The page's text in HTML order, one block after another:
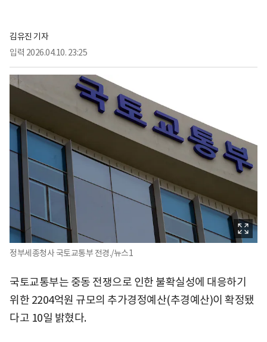
김유진 기자
입력 2026.04.10. 23:25
정부세종청사 국토교통부 전경./뉴스1
국토교통부는 중동 전쟁으로 인한 불확실성에 대응하기
위한 2204억원 규모의 추가경정예산(추경예산)이 확정됐
다고 10일 밝혔다.